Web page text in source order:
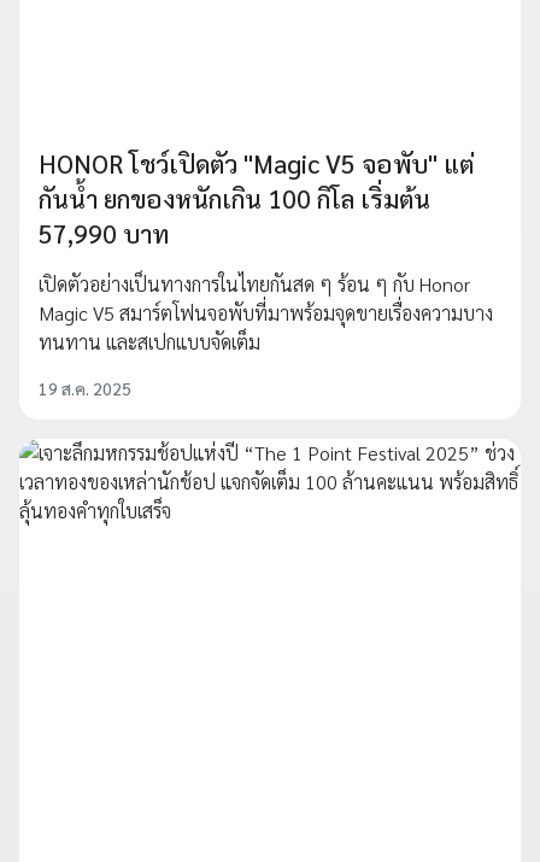
HONOR โชว์เปิดตัว "Magic V5 จอพับ" แต่
กันน้ำ ยกของหนักเกิน 100 กิโล เริ่มต้น
57,990 บาท
เปิดตัวอย่างเป็นทางการในไทยกันสด ๆ ร้อน ๆ กับ Honor
Magic V5 สมาร์ตโฟนจอพับที่มาพร้อมจุดขายเรื่องความบาง
ทนทาน และสเปกแบบจัดเต็ม
19 ส.ค. 2025